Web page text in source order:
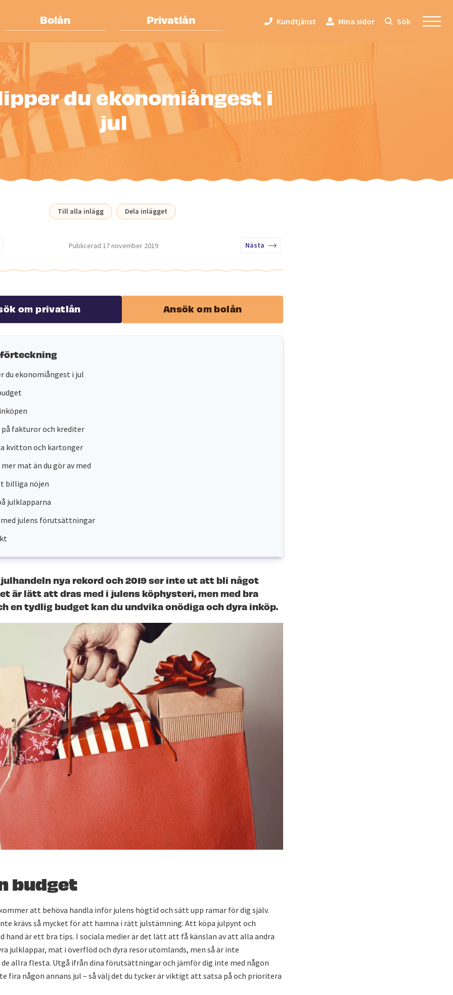
Bolån Privatlån Kundtjänst Mina sidor Sök
du ekonomiångest i
jul
Till alla inlägg Dela inlägget
Publicerad 17 november 2019 Nästa
om privatlån Ansök om bolån
du ekonomiångest i jul
fakturor och krediter
kvitton och kartonger
mat än du gör av med
billiga nöjen
julklapparna
med julens förutsättningar
nya rekord och 2019 ser inte ut att bli något
är lätt att dras med i julens köphysteri, men med bra
en tydlig budget kan du undvika onödiga och dyra inköp.
budget
att behöva handla inför julens högtid och sätt upp ramar för dig själv.
krävs så mycket för att hamna i rätt julstämning. Att köpa julpynt och
hand är ett bra tips. I sociala medier är det lätt att få känslan av att alla andra
julklappar, mat i överflöd och dyra resor utomlands, men så är inte
allra flesta. Utgå ifrån dina förutsättningar och jämför dig inte med någon
fira någon annans jul – så välj det du tycker är viktigt att satsa på och prioritera